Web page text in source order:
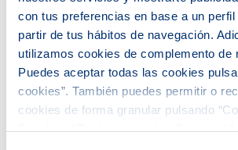
con tus preferencias en base a un perfil
partir de tus hábitos de navegación.
utilizamos cookies de complemento de
Puedes aceptar todas las cookies
cookies”. También puedes permitir o
cookies de forma granular pulsando
aguas abajo. Éste ha sido el primer
Reutilización Potable Indirecta (RPI) y
una solución viable y sostenible para
resiliencia hídrica del área